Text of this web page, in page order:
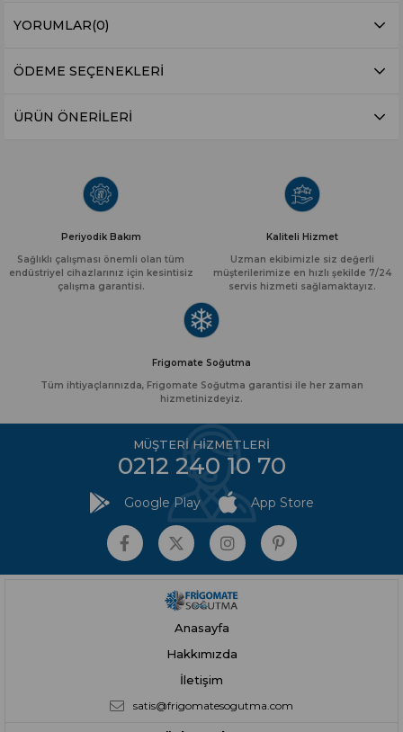
YORUMLAR(0)
ÖDEME SEÇENEKLERI
ÜRÜN ÖNERILERI
Periyodik Bakım
Sağlıklı çalışması önemli olan tüm
endüstriyel cihazlarınız için kesintisiz
çalışma garantisi.
Kaliteli Hizmet
Uzman ekibimizle siz değerli
müşterilerimize en hızlı şekilde 7/24
servis hizmeti sağlamaktayız.
Frigomate Soğutma
Tüm ihtiyaçlarınızda, Frigomate Soğutma garantisi ile her zaman
hizmetinizdeyiz.
MÜŞTERİ HİZMETLERİ
0212 240 10 70
Google Play App Store
Anasayfa
Hakkımızda
İletişim
satis@frigomatesogutma.com